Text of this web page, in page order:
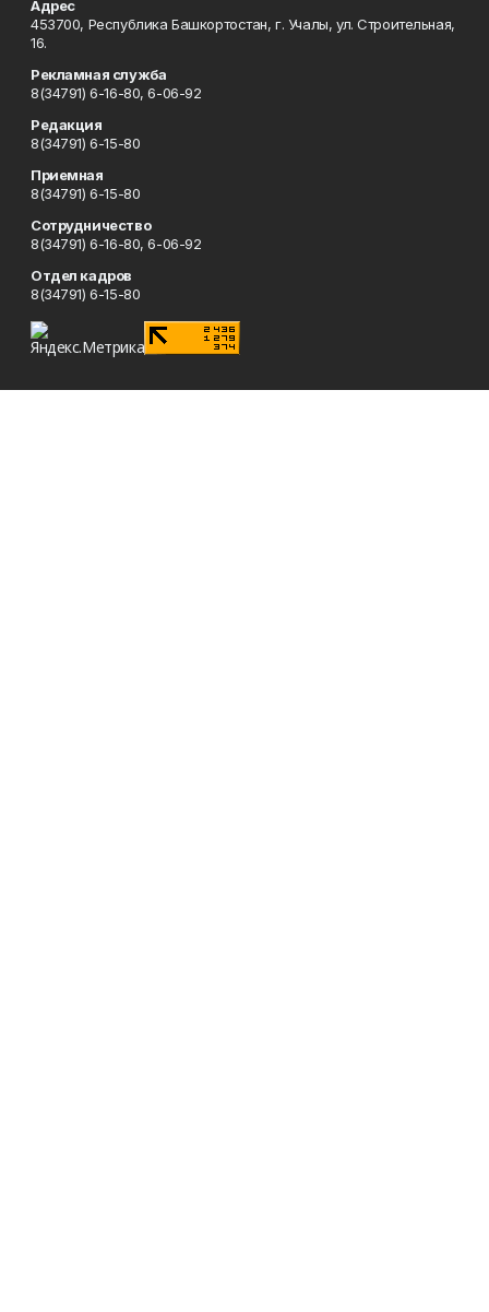
Адрес
453700, Республика Башкортостан, г. Учалы, ул. Строительная,
16.
Рекламная служба
8(34791) 6-16-80, 6-06-92
Редакция
8(34791) 6-15-80
Приемная
8(34791) 6-15-80
Сотрудничество
8(34791) 6-16-80, 6-06-92
Отдел кадров
8(34791) 6-15-80